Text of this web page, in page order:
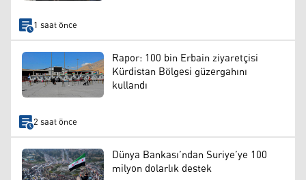
1 saat önce
Rapor: 100 bin Erbain ziyaretçisi
Kürdistan Bölgesi güzergahını
kullandı
2 saat önce
Dünya Bankası’ndan Suriye’ye 100
milyon dolarlık destek